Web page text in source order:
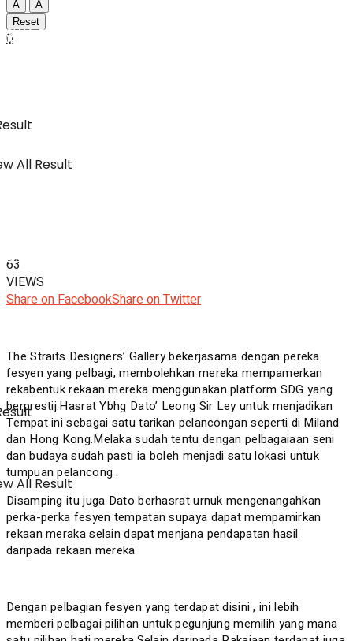
IBC
SWA Digital Malaysia
All Result
SWA Digital Malaysia
All Result
A
A
Reset
0
63
VIEWS
Share on FacebookShare on Twitter
The Straits Designers’ Gallery bekerjasama dengan pereka
fesyen yang pelbagi, membolehkan mereka mempamerkan
rekabentuk rekaan mereka menggunakan platform SDG yang
berprestij.Hasrat Ybhg Dato’ Leong Sir Ley untuk menjadikan
Tempat ini sebagai satu tarikan pelancongan seperti di Miland
dan Hong Kong.Melaka sudah tentu dengan pelbagaiaan seni
dan budaya sudah pasti ia boleh menjadi satu lokasi untuk
tumpuan pelancong .
Disamping itu juga Dato berhasrat urnuk mengenangahkan
perka-perka fesyen tempatan supaya dapat mempamirkan
rekaan meraka selain dapat menjana pendapatan hasil
daripada rekaan mereka
Dengan pelbagian fesyen yang terdapat disini , ini lebih
memberi pelbagai pilihan untuk pegunjung memilih yang mana